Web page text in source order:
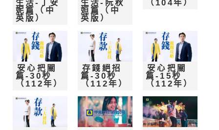
生活-丁安
妮篇（中
英版）
生活-阮秋
姮篇（中
英版）
（104年）
安心把關
篇-30秒
（112年）
存錢絕招
篇-30秒
（112年）
安心把關
篇-15秒
（112年）